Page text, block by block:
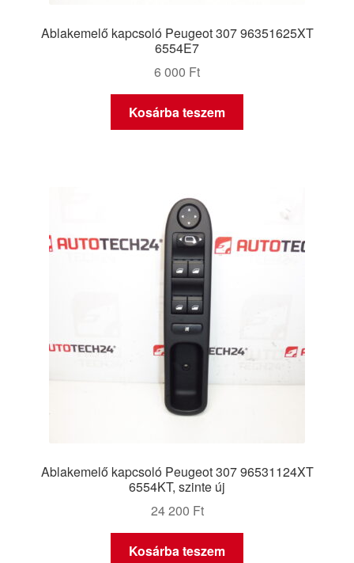
Ablakemelő kapcsoló Peugeot 307 96351625XT
6554E7
6 000 Ft
Kosárba teszem
Ablakemelő kapcsoló Peugeot 307 96531124XT
6554KT, szinte új
24 200 Ft
Kosárba teszem